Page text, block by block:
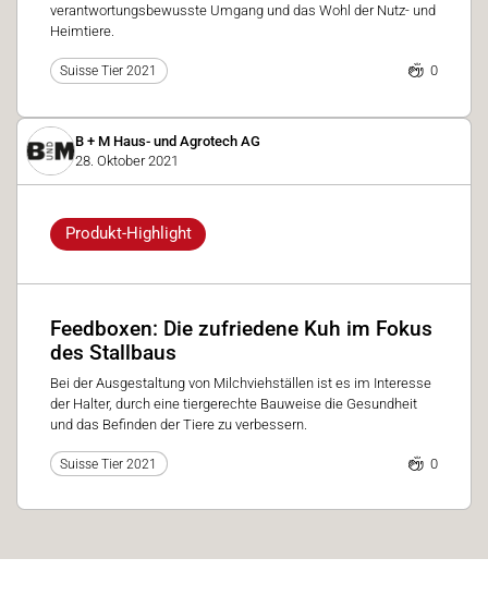
verantwortungsbewusste Umgang und das Wohl der Nutz- und
Heimtiere.
Suisse Tier 2021 0
B + M Haus- und Agrotech AG
28. Oktober 2021
Produkt-Highlight
Feedboxen: Die zufriedene Kuh im Fokus
des Stallbaus
Bei der Ausgestaltung von Milchviehställen ist es im Interesse
der Halter, durch eine tiergerechte Bauweise die Gesundheit
und das Befinden der Tiere zu verbessern.
Suisse Tier 2021 0